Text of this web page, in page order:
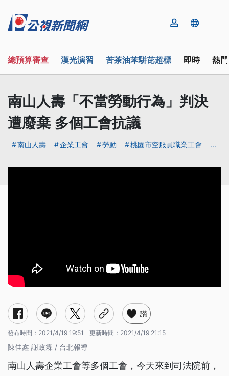
總預算審查 漢光演習 苦茶油苯駢芘超標 即時 熱
南山人壽「不當勞動行為」判決
遭廢棄 多個工會抗議
南山人壽 企業工會 勞動 桃園市空服員職業工會 ...
讚
發布時間： 2021/4/19 19:51 更新時間： 2021/4/19 21:15
陳佳鑫 謝政霖 / 台北報導
南山人壽企業工會等多個工會，今天來到司法院前，